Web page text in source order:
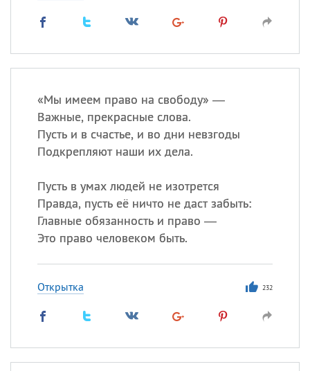
«Мы имеем право на свободу» —
Важные, прекрасные слова.
Пусть и в счастье, и во дни невзгоды
Подкрепляют наши их дела.
Пусть в умах людей не изотрется
Правда, пусть её ничто не даст забыть:
Главные обязанность и право —
Это право человеком быть.
Открытка 232